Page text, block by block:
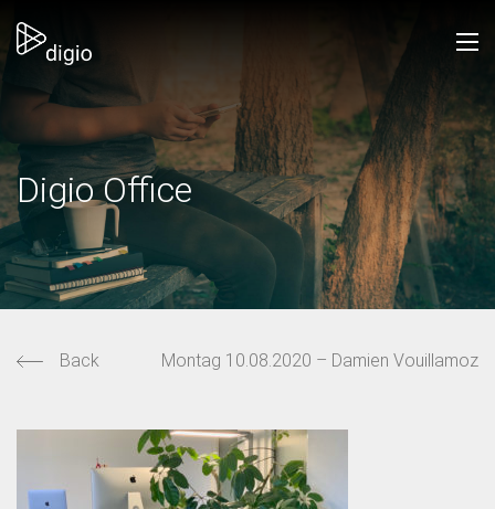
Digio Office
Back Montag 10.08.2020 – Damien Vouillamoz